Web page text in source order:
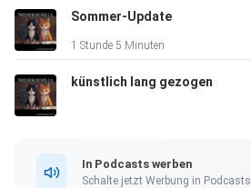
Sommer-Update
1 Stunde 5 Minuten
künstlich lang gezogen
In Podcasts werben
Schalte jetzt Werbung in Podcasts.